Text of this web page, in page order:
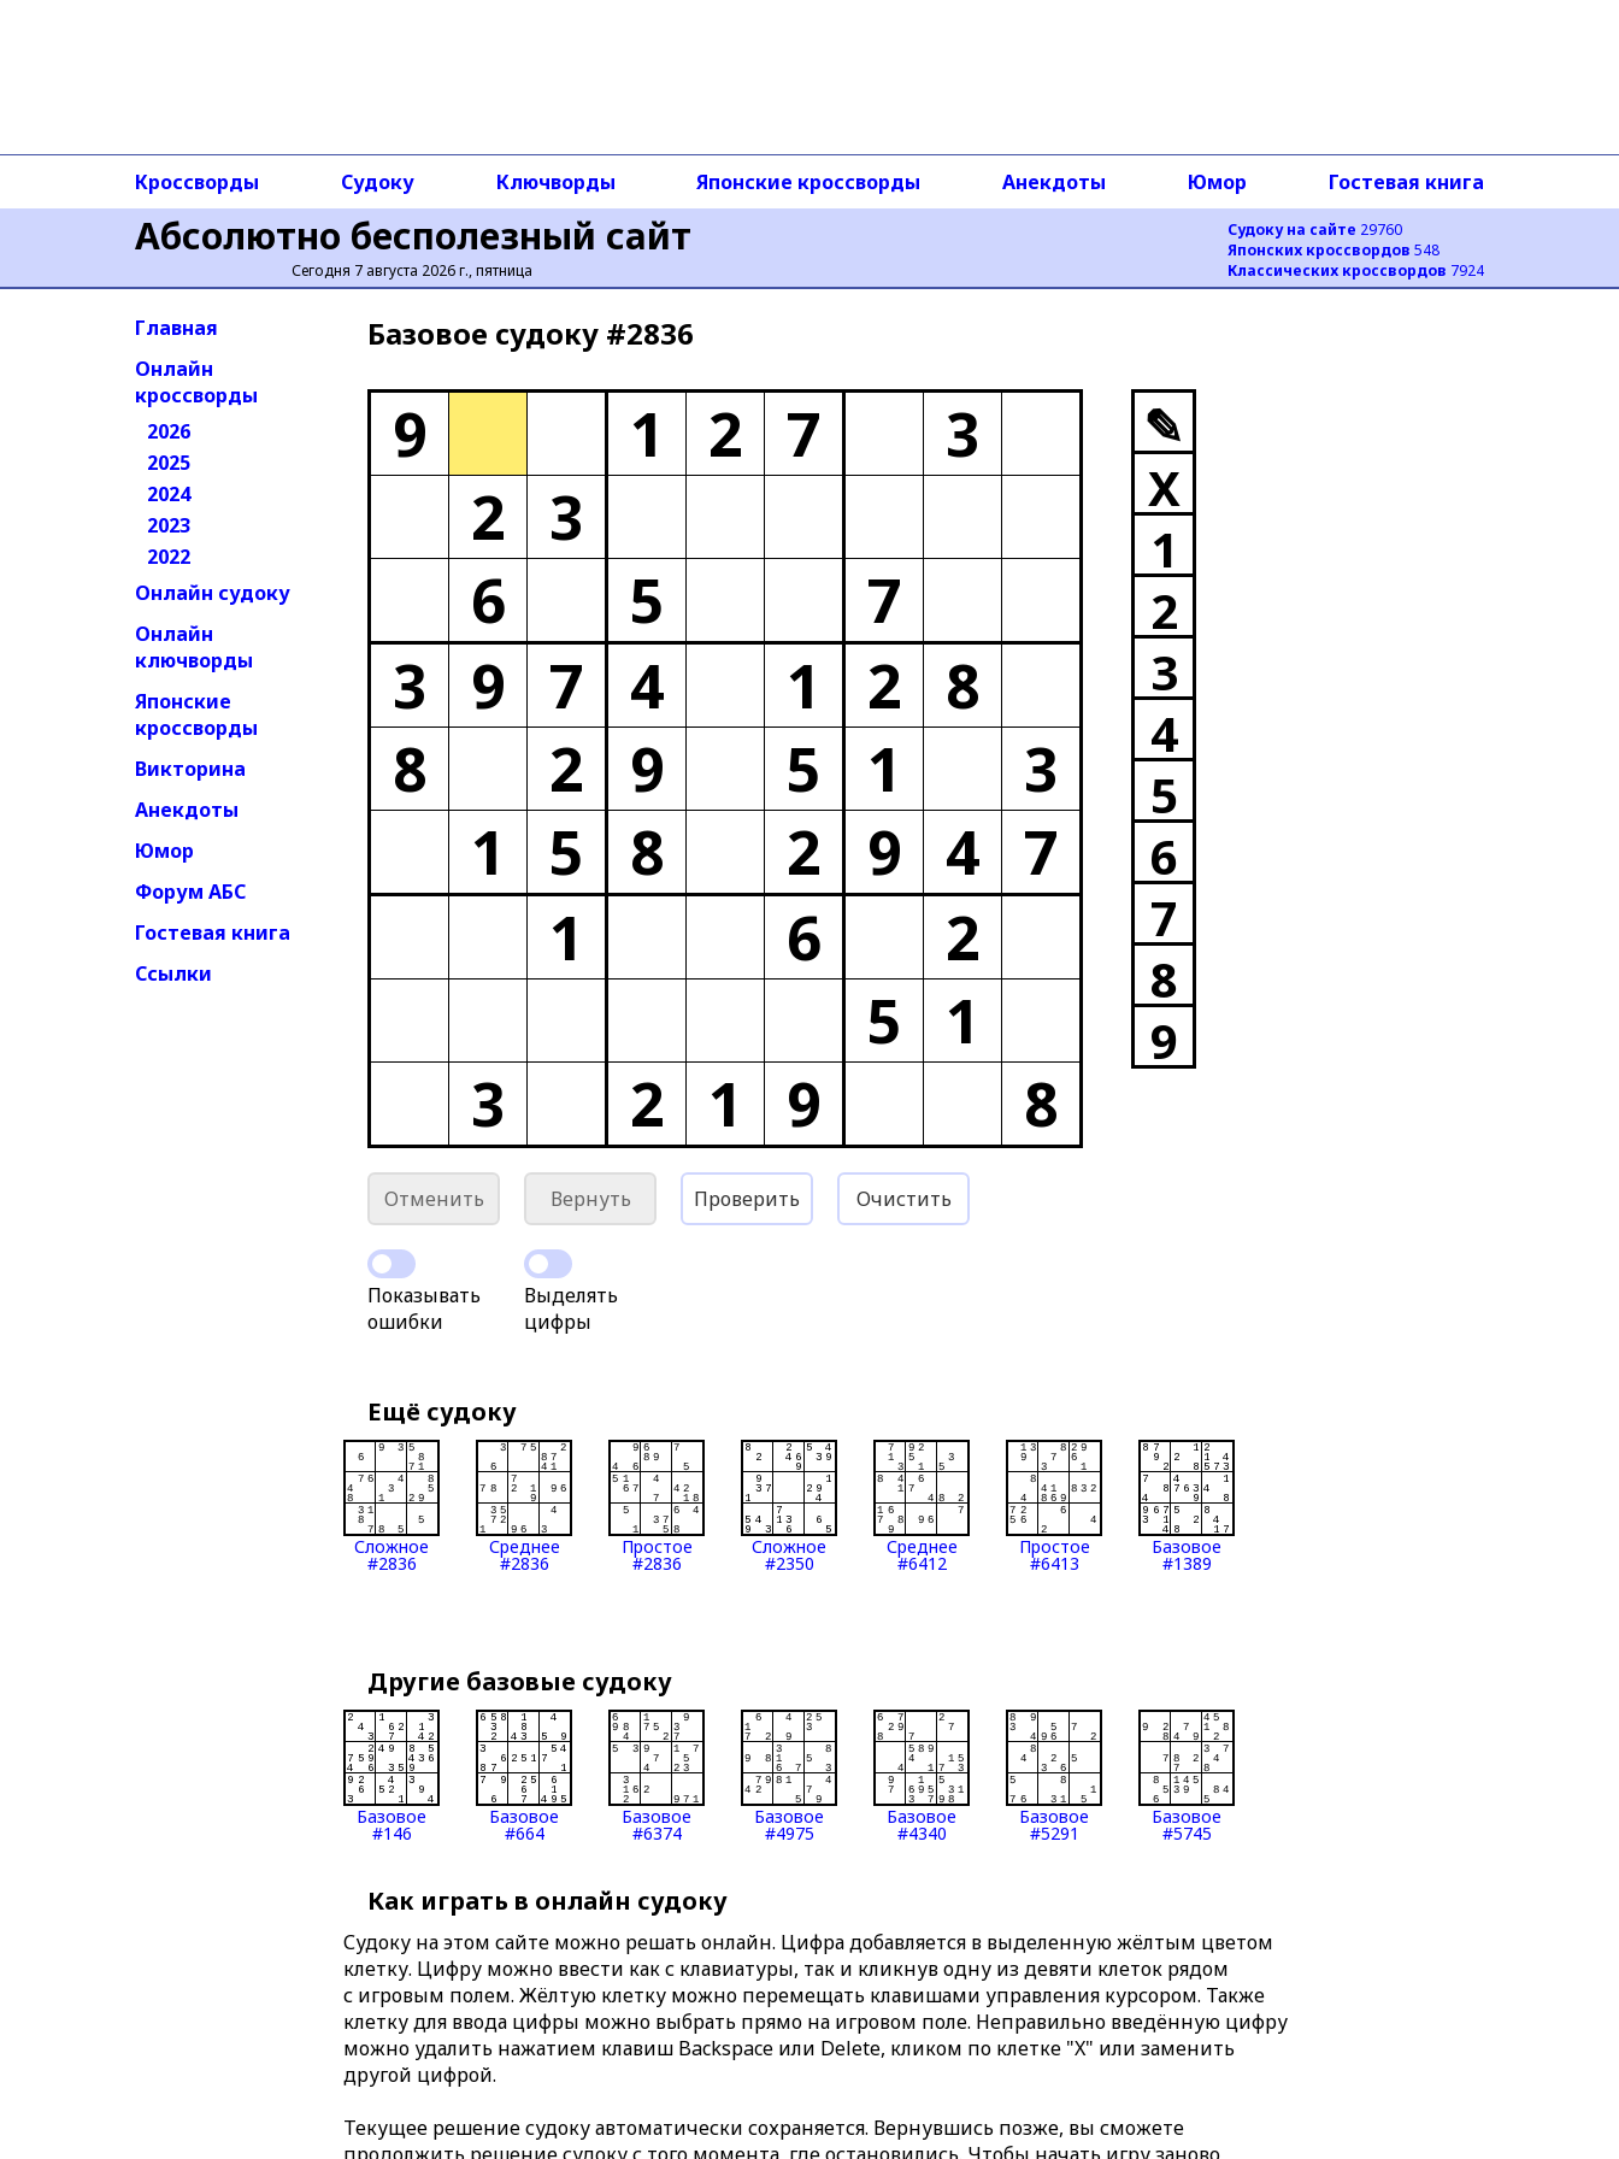
Абсолютно бесполезный сайт
Сегодня 7 августа 2026 г., пятница
Судоку на сайте 29760
Японских кроссвордов 548
Классических кроссвордов 7924
Кроссворды Судоку Ключворды Японские кроссворды Анекдоты Юмор Гостевая книга
Главная
Онлайн
кроссворды
2026
2025
2024
2023
2022
Онлайн судоку
Онлайн
ключворды
Японские
кроссворды
Викторина
Анекдоты
Юмор
Форум АБС
Гостевая книга
Ссылки
Базовое cудоку #2836
9 1 2 7
3
2 3
6
5
7
3
9 7 4 1 2 8
8
2 9 5 1
3
1
5 8 2 9 4 7
1
6
2
5
1
3
2 1 9 8
✎
X
1
2
3
4
5
6
7
8
9
Отменить Вернуть Проверить Очистить
Показывать
ошибки
Выделять
цифры
Ещё судоку
Сложное
#2836
Среднее
#2836
Простое
#2836
Сложное
#2350
Среднее
#6412
Простое
#6413
Базовое
#1389
Другие базовые судоку
Базовое
#146
Базовое
#664
Базовое
#6374
Базовое
#4975
Базовое
#4340
Базовое
#5291
Базовое
#5745
Как играть в онлайн судоку
Судоку на этом сайте можно решать онлайн. Цифра добавляется в выделенную жёлтым цветом
клетку. Цифру можно ввести как с клавиатуры, так и кликнув одну из девяти клеток рядом
с игровым полем. Жёлтую клетку можно перемещать клавишами управления курсором. Также
клетку для ввода цифры можно выбрать прямо на игровом поле. Неправильно введённую цифру
можно удалить нажатием клавиш Backspace или Delete, кликом по клетке "X" или заменить
другой цифрой.
Текущее решение судоку автоматически сохраняется. Вернувшись позже, вы сможете